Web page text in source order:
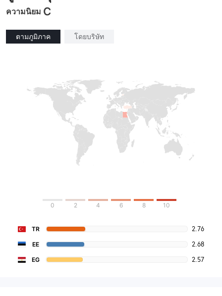
ความนิยม C
ตามภูมิภาค โดยบริษัท
0 2 4 6 8 10
TR 2.76
EE 2.68
EG 2.57